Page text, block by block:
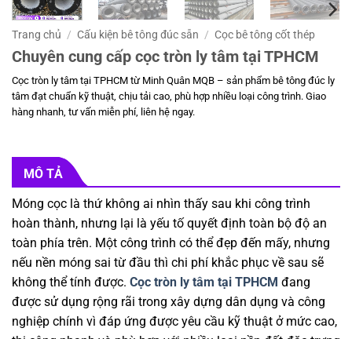
Trang chủ / Cấu kiện bê tông đúc sẵn / Cọc bê tông cốt thép
Chuyên cung cấp cọc tròn ly tâm tại TPHCM
Cọc tròn ly tâm tại TPHCM từ Minh Quân MQB – sản phẩm bê tông đúc ly
tâm đạt chuẩn kỹ thuật, chịu tải cao, phù hợp nhiều loại công trình. Giao
hàng nhanh, tư vấn miễn phí, liên hệ ngay.
MÔ TẢ
Móng cọc là thứ không ai nhìn thấy sau khi công trình
hoàn thành, nhưng lại là yếu tố quyết định toàn bộ độ an
toàn phía trên. Một công trình có thể đẹp đến mấy, nhưng
nếu nền móng sai từ đầu thì chi phí khắc phục về sau sẽ
không thể tính được. Cọc tròn ly tâm tại TPHCM đang
được sử dụng rộng rãi trong xây dựng dân dụng và công
nghiệp chính vì đáp ứng được yêu cầu kỹ thuật ở mức cao,